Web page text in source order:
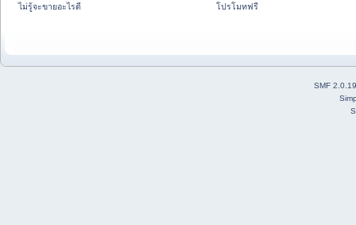
ไม่รู้จะขายอะไรดี
โปรโมทฟรี
SMF 2.0.19